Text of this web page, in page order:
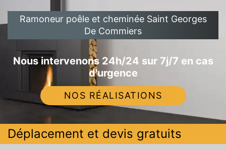
Ramoneur poêle et cheminée Saint Georges
De Commiers
Nous intervenons 24h/24 sur 7j/7 en cas
d'urgence
NOS RÉALISATIONS
Déplacement et devis gratuits